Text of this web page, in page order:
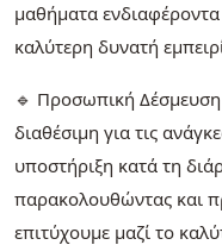
μαθήματα ενδιαφέροντα
καλύτερη δυνατή
🔹 Προσωπική Δέσμευση
διαθέσιμη για τις
υποστήριξη κατά τη
παρακολουθώντας και
επιτύχουμε μαζί το